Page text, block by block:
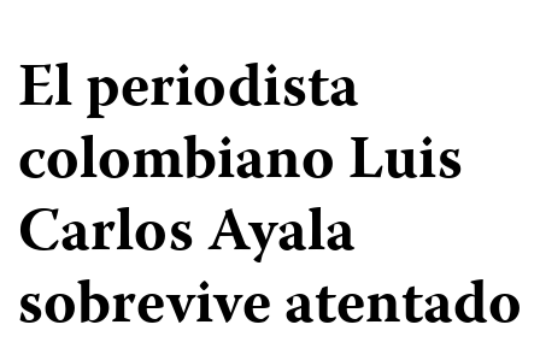
El periodista
colombiano Luis
Carlos Ayala
sobrevive atentado